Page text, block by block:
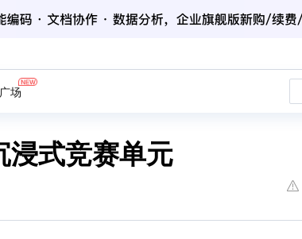
场
浸式竞赛单元